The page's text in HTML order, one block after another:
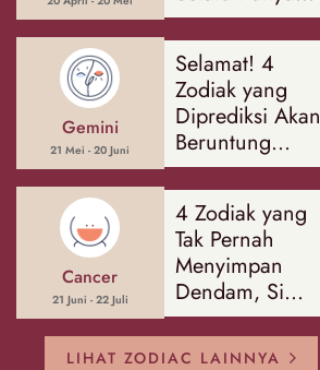
Rencana
Cadangan Soal
Banyak Hal
Gemini
21 Mei - 20 Juni
Selamat! 4
Zodiak yang
Diprediksi Akan
Beruntung
Sepanjang
Agustus 2026
Cancer
21 Juni - 22 Juli
4 Zodiak yang
Tak Pernah
Menyimpan
Dendam, Si
Paling Mudah
Memaafkan!
LIHAT ZODIAC LAINNYA